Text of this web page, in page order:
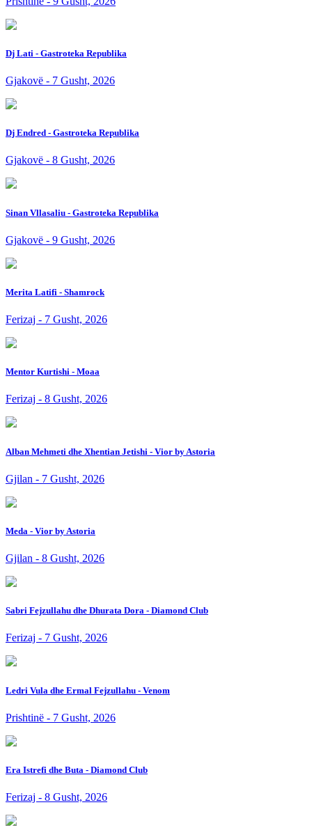
Dj Lati - Gastroteka Republika
Gjakovë - 7 Gusht, 2026
Dj Endred - Gastroteka Republika
Gjakovë - 8 Gusht, 2026
Sinan Vllasaliu - Gastroteka Republika
Gjakovë - 9 Gusht, 2026
Merita Latifi - Shamrock
Ferizaj - 7 Gusht, 2026
Mentor Kurtishi - Moaa
Ferizaj - 8 Gusht, 2026
Alban Mehmeti dhe Xhentian Jetishi - Vior by Astoria
Gjilan - 7 Gusht, 2026
Meda - Vior by Astoria
Gjilan - 8 Gusht, 2026
Sabri Fejzullahu dhe Dhurata Dora - Diamond Club
Ferizaj - 7 Gusht, 2026
Ledri Vula dhe Ermal Fejzullahu - Venom
Prishtinë - 7 Gusht, 2026
Era Istrefi dhe Buta - Diamond Club
Ferizaj - 8 Gusht, 2026